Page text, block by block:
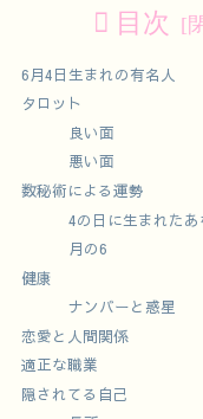
目次
6月4日生まれの有名人
タロット
良い面
悪い面
数秘術による運勢
4の日に生まれたあ
月の6
健康
ナンバーと惑星
恋愛と人間関係
適正な職業
隠されてる自己